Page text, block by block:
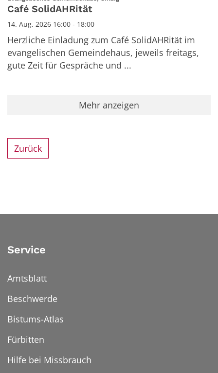
Café SolidAHRität
14. Aug. 2026 16:00 - 18:00
Herzliche Einladung zum Café SolidAHRität im
evangelischen Gemeindehaus, jeweils freitags,
gute Zeit für Gespräche und ...
Mehr anzeigen
Zurück
Service
Amtsblatt
Beschwerde
Bistums-Atlas
Fürbitten
Hilfe bei Missbrauch